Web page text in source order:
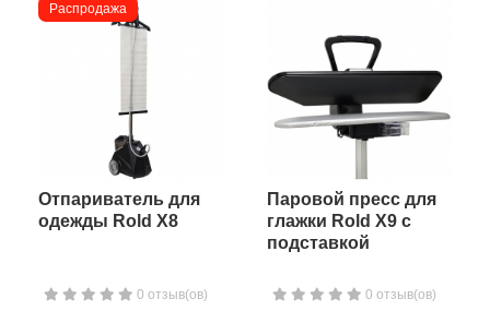
Распродажа
Отпариватель для
одежды Rold X8
0 отзыв(ов)
Паровой пресс для
глажки Rold X9 с
подставкой
0 отзыв(ов)